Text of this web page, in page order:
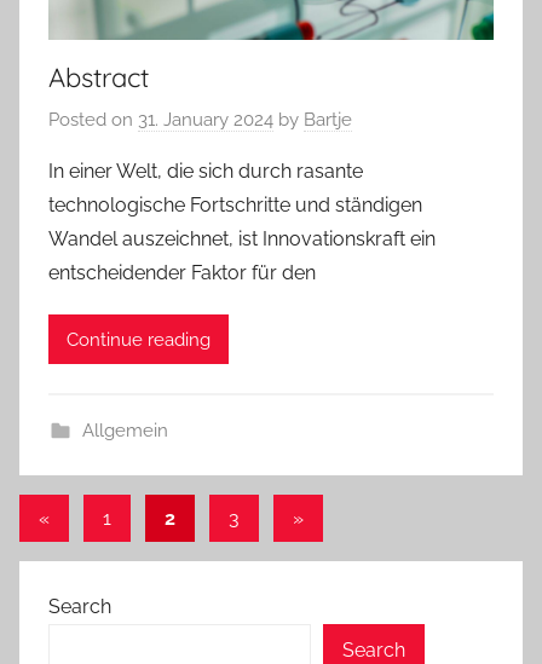
Abstract
Posted on 31. January 2024 by Bartje
In einer Welt, die sich durch rasante
technologische Fortschritte und ständigen
Wandel auszeichnet, ist Innovationskraft ein
entscheidender Faktor für den
Continue reading
Allgemein
Posts
pagination
«Previous
1 2 3
Next
»
Search
Search